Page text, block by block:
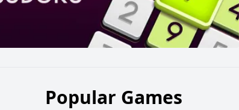
Popular Games